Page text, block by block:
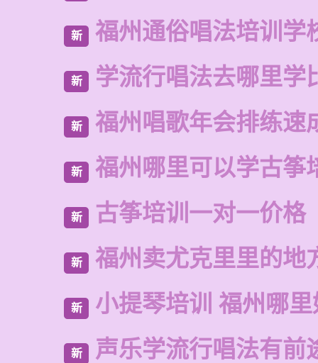
新 福州通俗唱法培训学
新 学流行唱法去哪里学
新 福州唱歌年会排练速
新 福州哪里可以学古筝
新 古筝培训一对一价格
新 福州卖尤克里里的地
新 小提琴培训 福州哪
新 声乐学流行唱法有前